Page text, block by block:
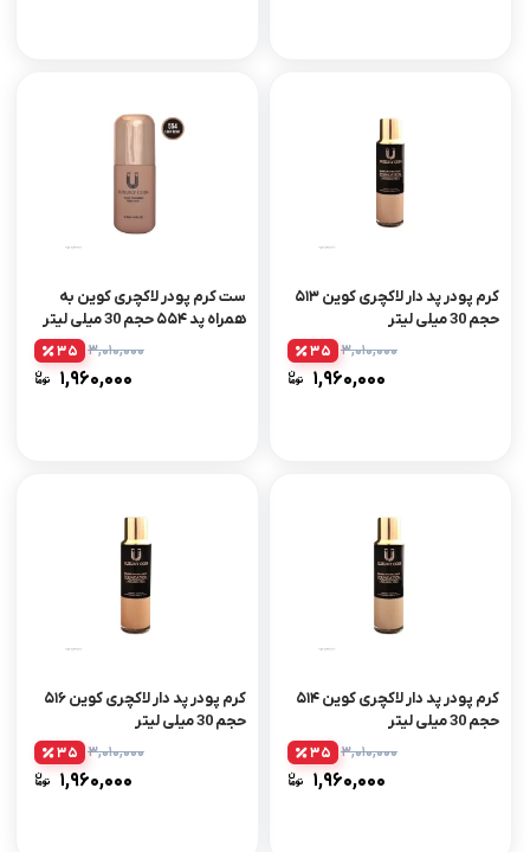
کرم پودر پد دار لاکچری کوین ۵۱۳
حجم 30 میلی لیتر
۳,۰۱۰,۰۰۰
۱,۹۶۰,۰۰۰
35
ست کرم پودر لاکچری کوین به
همراه پد ۵۵۴ حجم 30 میلی لیتر
۳,۰۱۰,۰۰۰
۱,۹۶۰,۰۰۰
35
کرم پودر پد دار لاکچری کوین ۵۱۴
حجم 30 میلی لیتر
۳,۰۱۰,۰۰۰
۱,۹۶۰,۰۰۰
35
کرم پودر پد دار لاکچری کوین ۵۱۶
حجم 30 میلی لیتر
۳,۰۱۰,۰۰۰
۱,۹۶۰,۰۰۰
35